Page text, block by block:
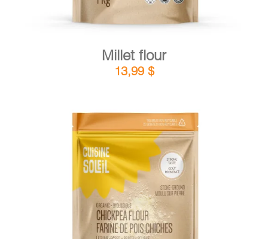
Millet flour
13,99 $
ADD TO CART / DETAILS